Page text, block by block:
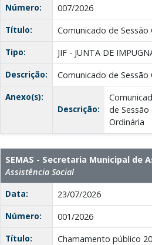
Número:
007/2026
Título:
Comunicado de Sessão
Tipo:
JIF - JUNTA DE
Descrição:
Comunicado de Sessão
Anexo(s):
Descrição:
de Sessão
Ordinária
SEMAS - Secretaria Municipal
Assistência Social
Data:
23/07/2026
Número:
001/2026
Título:
Chamamento público